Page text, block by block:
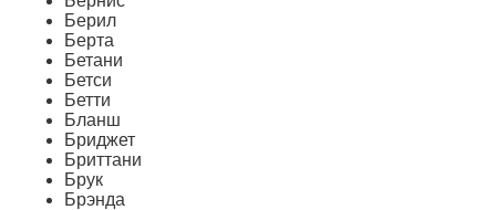
Берил
Берта
Бетани
Бетси
Бетти
Бланш
Бриджет
Бриттани
Брук
Брэнда